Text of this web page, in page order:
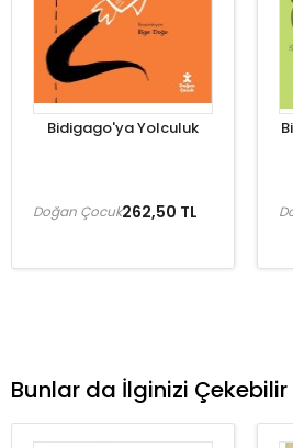
Bidigago'ya Yolculuk
262,50 TL
Doğan Çocuk
Bunlar da İlginizi Çekebilir